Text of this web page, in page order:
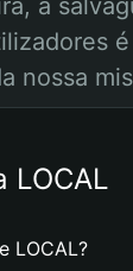
a
nossa
LOCAL
LOCAL?